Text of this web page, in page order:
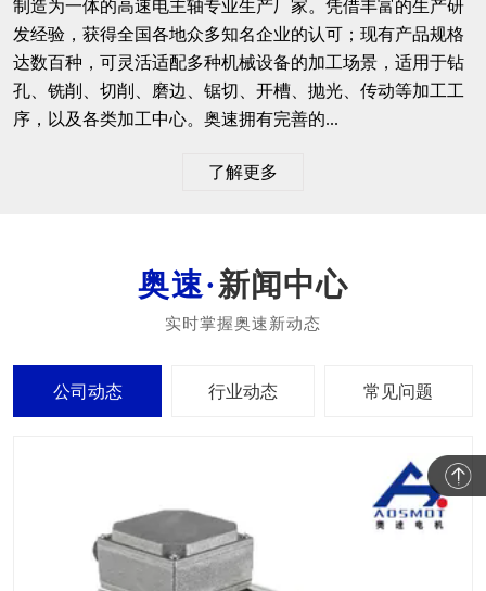
制造为一体的高速电主轴专业生产厂家。凭借丰富的生产研
发经验，获得全国各地众多知名企业的认可；现有产品规格
达数百种，可灵活适配多种机械设备的加工场景，适用于钻
孔、铣削、切削、磨边、锯切、开槽、抛光、传动等加工工
序，以及各类加工中心。奥速拥有完善的...
了解更多
新闻中心
公司动态 行业动态 常见问题